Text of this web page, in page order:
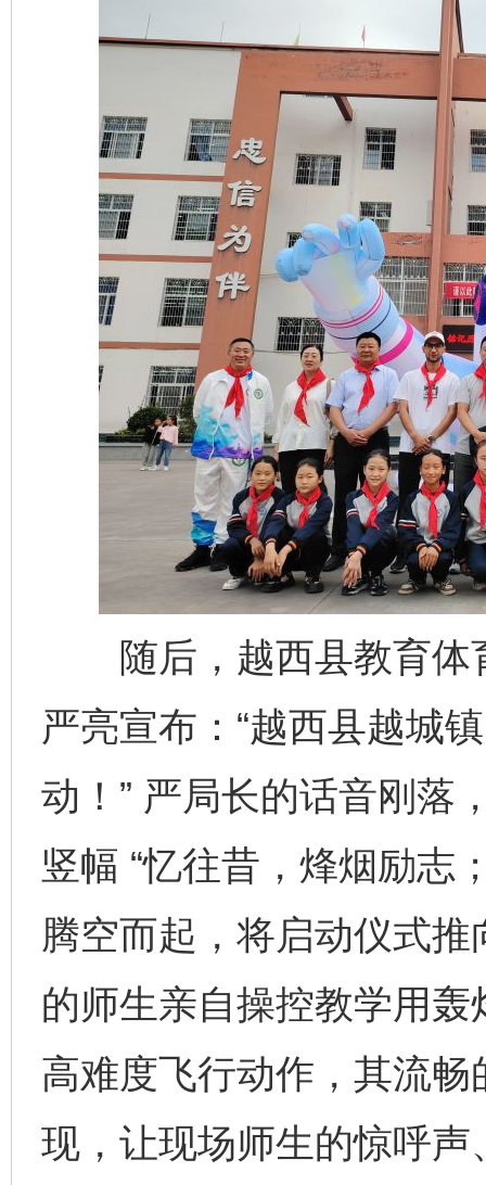
随后，越西县教育体
严亮宣布：“越西县越城
动！” 严局长的话音刚落
竖幅 “忆往昔，烽烟励志
腾空而起，将启动仪式
的师生亲自操控教学用
高难度飞行动作，其流
现，让现场师生的惊呼